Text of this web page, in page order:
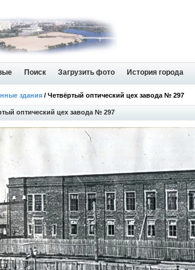
Поиск Загрузить фото История города
здания / Четвёртый оптический цех завода № 297
оптический цех завода № 297